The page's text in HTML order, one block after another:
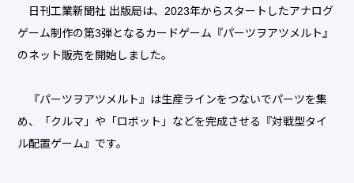
日刊工業新聞社 出版局は、2023年からスタートしたアナログ
ゲーム制作の第3弾となるカードゲーム『パーツヲアツメルト』
のネット販売を開始しました。
『パーツヲアツメルト』は生産ラインをつないでパーツを集
め、「クルマ」や「ロボット」などを完成させる『対戦型タイ
ル配置ゲーム』です。